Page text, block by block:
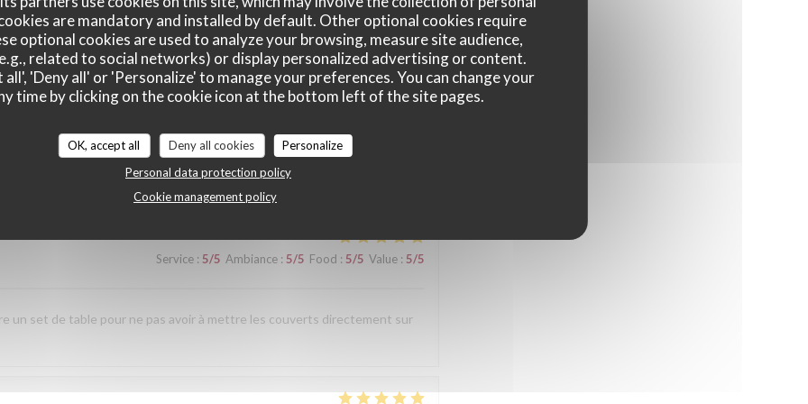
are mandatory and installed by default. Other optional cookies require
optional cookies are used to analyze your browsing, measure site audience,
related to social networks) or display personalized advertising or content.
all', 'Deny all' or 'Personalize' to manage your preferences. You can change your
time by clicking on the cookie icon at the bottom left of the site pages.
OK, accept all Deny all cookies
Personalize
Personal data protection policy
Cookie management policy
Service: 5/5 Ambiance: 5/5 Food:5/5 Value:5/5
et design. un accueil chaleureux avec des échanges sur les mets très
plats et des vins a été parfaite. Je recommande vivement cette
Service: 5/5 Ambiance: 5/5 Food : 5/5 Value: 5/5
un set de table pour ne pas avoir à mettre les couverts directement sur